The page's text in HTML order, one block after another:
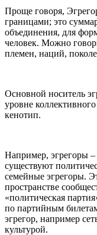
Проще говоря,
границами; это
объединения, для
человек. Можно
племен, наций,
Основной носитель
уровне
кенотип.
Например, эгрегоры
существуют
семейные эгрегоры.
пространстве
«политическая
по партийным
эгрегор, например
культурой.